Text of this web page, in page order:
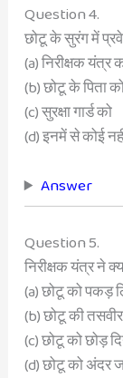
Question 4.
छोटू के सुरंग में
(a) निरीक्षक यंत्र
(b) छोटू के पिता
(c) सुरक्षा गार्ड को
(d) इनमें से कोई
Answer
Question 5.
निरीक्षक यंत्र ने
(a) छोटू को पकड़
(b) छोटू की
(c) छोटू को छोड़
(d) छोटू को अंदर